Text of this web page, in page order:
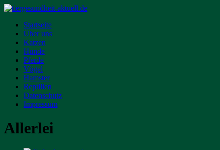
Startseite
Über uns
Katzen
Hunde
Pferde
Vögel
Hamster
Reptilien
Datenschutz
Impressum
Allerlei